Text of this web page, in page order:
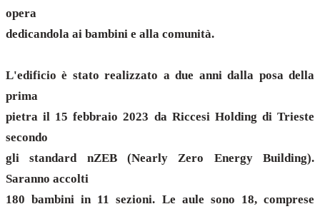
opera
dedicandola ai bambini e alla comunità.
L'edificio è stato realizzato a due anni dalla posa della
prima
pietra il 15 febbraio 2023 da Riccesi Holding di Trieste
secondo
gli standard nZEB (Nearly Zero Energy Building).
Saranno accolti
180 bambini in 11 sezioni. Le aule sono 18, comprese